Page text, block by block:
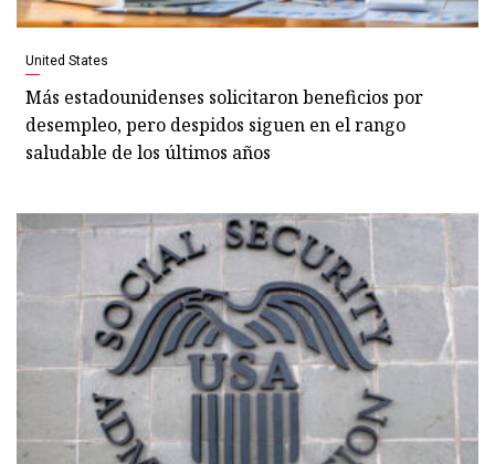
United States
Más estadounidenses solicitaron beneficios por
desempleo, pero despidos siguen en el rango
saludable de los últimos años